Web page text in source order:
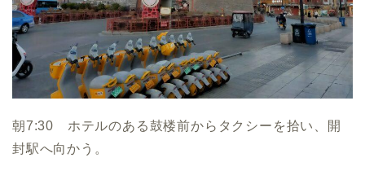
朝7:30 ホテルのある鼓楼前からタクシーを拾い、開
封駅へ向かう。